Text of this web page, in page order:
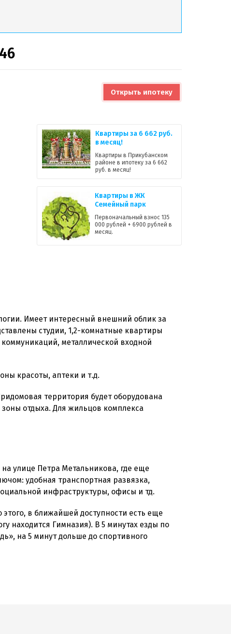
Открыть ипотеку
Квартиры за 6 662 руб.
в месяц!
Квартиры в Прикубанском
районе в ипотеку за 6 662
руб. в месяц!
Квартиры в ЖК
Семейный парк
Первоначальный взнос 135
000 рублей + 6900 рублей в
месяц.
Имеет интересный внешний облик за
студии, 1,2-комнатные квартиры
металлической входной
красоты, аптеки и т.д.
территория будет оборудована
отдыха. Для жильцов комплекса
улице Петра Метальникова, где еще
удобная транспортная развязка,
инфраструктуры, офисы и тд.
в ближайшей доступности есть еще
находится Гимназия). В 5 минутах езды по
на 5 минут дольше до спортивного